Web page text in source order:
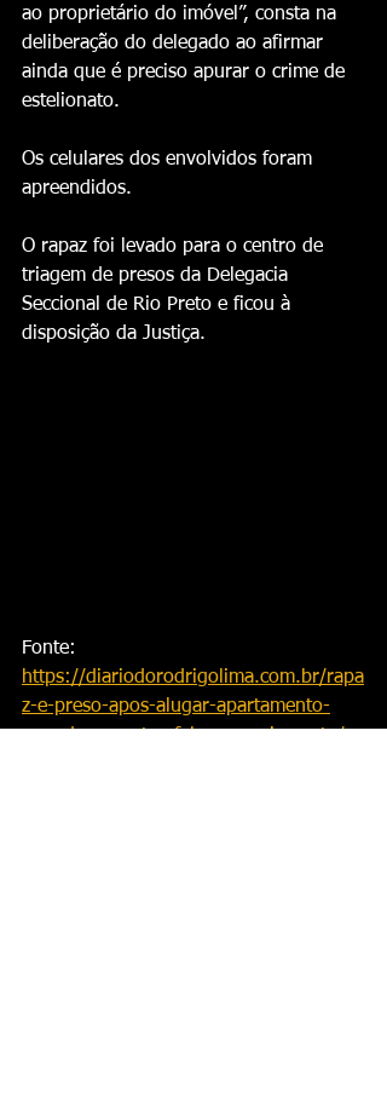
ao proprietário do imóvel”, consta na
deliberação do delegado ao afirmar
ainda que é preciso apurar o crime de
estelionato.
Os celulares dos envolvidos foram
apreendidos.
O rapaz foi levado para o centro de
triagem de presos da Delegacia
Seccional de Rio Preto e ficou à
disposição da Justiça.
Fonte:
https://diariodorodrigolima.com.br/rapa
z-e-preso-apos-alugar-apartamento-